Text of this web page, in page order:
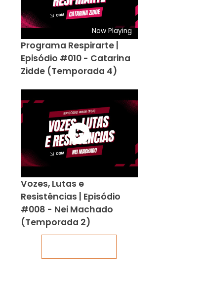
Now Playing
Programa Respirarte |
Episódio #010 - Catarina
Zidde (Temporada 4)
Vozes, Lutas e
Resistências | Episódio
#008 - Nei Machado
(Temporada 2)